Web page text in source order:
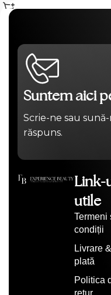
Suntem aici
Scrie-ne sau
răspuns.
Link-
utile
Termeni
condiții
Livrare &
plată
Politica
retur